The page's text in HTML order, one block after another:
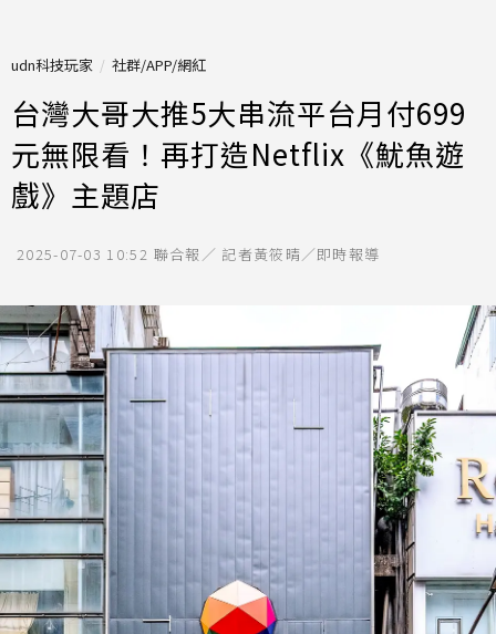
udn科技玩家 社群/APP/網紅
台灣大哥大推5大串流平台月付699
元無限看！再打造Netflix《魷魚遊
戲》主題店
2025-07-03 10:52 聯合報／ 記者黃筱晴／即時報導